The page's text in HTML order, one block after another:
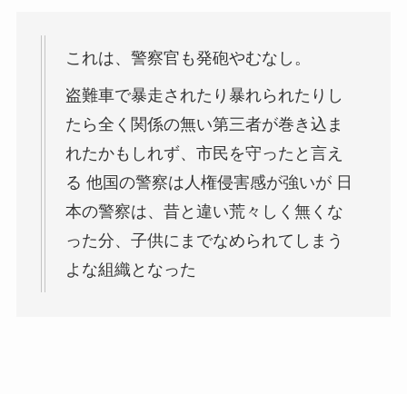
これは、 警察官 も発砲やむなし。
盗難車で暴走されたり暴れられたりし
たら全く関係の無い第三者が巻き込ま
れたかもしれず、市民を守ったと言え
る 他国の警察は人権侵害感が強いが 日
本の警察は、昔と違い荒々しく無くな
った分、子供にまでなめられてしまう
よな組織となった